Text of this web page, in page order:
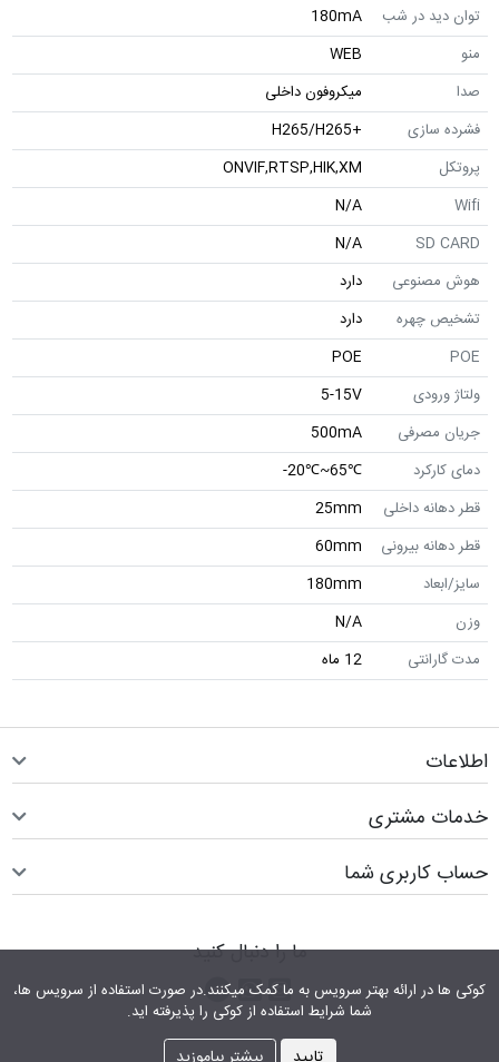
کوکی ها در ارائه بهتر سرویس‎ به ما کمک می‎کنند.در صورت استفاده از سرویس ها،
شما شرایط استفاده از کوکی را پذیرفته اید.
توان دید در شب
180mA
منو
WEB
صدا
میکروفون داخلی
فشرده سازی
+H265/H265
پروتکل
ONVIF,RTSP,HIK,XM
Wifi
N/A
SD CARD
N/A
هوش مصنوعی
دارد
تشخیص چهره
دارد
POE
POE
ولتاژ ورودی
5-15V
جریان مصرفی
500mA
دمای کارکرد
℃65~℃20-
قطر دهانه داخلی
25mm
قطر دهانه بیرونی
60mm
سایز/ابعاد
180mm
وزن
N/A
مدت گارانتی
12 ماه
اطلاعات
خدمات مشتری
حساب کاربری شما
ما را دنبال کنید
اینستاگرام
پیام رسان واتس اپ
کانال تلگرام